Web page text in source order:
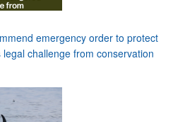
emergency order to protect
challenge from conservation